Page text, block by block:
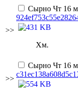
>>
Сырно Чт 16
Хм.
>>
Сырно Чт 16